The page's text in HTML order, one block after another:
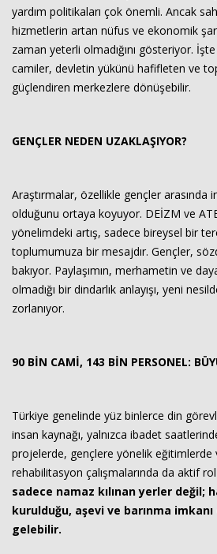
yardım politikaları çok önemli. Ancak
hizmetlerin artan nüfus ve ekonomik
zaman yeterli olmadığını gösteriyor.
camiler, devletin yükünü hafifleten ve
güçlendiren merkezlere dönüşebilir.
GENÇLER NEDEN UZAKLAŞIYOR?
Araştırmalar, özellikle gençler arasında
olduğunu ortaya koyuyor. DEİZM ve
yönelimdeki artış, sadece bireysel bir
toplumumuza bir mesajdır. Gençler,
bakıyor. Paylaşımın, merhametin ve
olmadığı bir dindarlık anlayışı, yeni
zorlanıyor.
90 BİN CAMİ, 143 BİN PERSONEL:
Türkiye genelinde yüz binlerce din
insan kaynağı, yalnızca ibadet
projelerde, gençlere yönelik eğitimlerde
rehabilitasyon çalışmalarında da aktif
sadece namaz kılınan yerler değil;
kurulduğu, aşevi ve barınma
gelebilir.